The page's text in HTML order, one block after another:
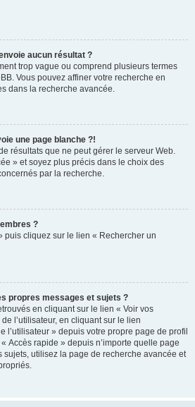
aucun résultat ?
trop vague ou comprend plusieurs termes
Vous pouvez affiner votre recherche en
dans la recherche avancée.
une page blanche ?!
résultats que ne peut gérer le serveur Web.
» et soyez plus précis dans le choix des
par la recherche.
?
puis cliquez sur le lien « Rechercher un
propres messages et sujets ?
en cliquant sur le lien « Voir vos
l’utilisateur, en cliquant sur le lien
l’utilisateur » depuis votre propre page de profil
Accès rapide » depuis n’importe quelle page
sujets, utilisez la page de recherche avancée et